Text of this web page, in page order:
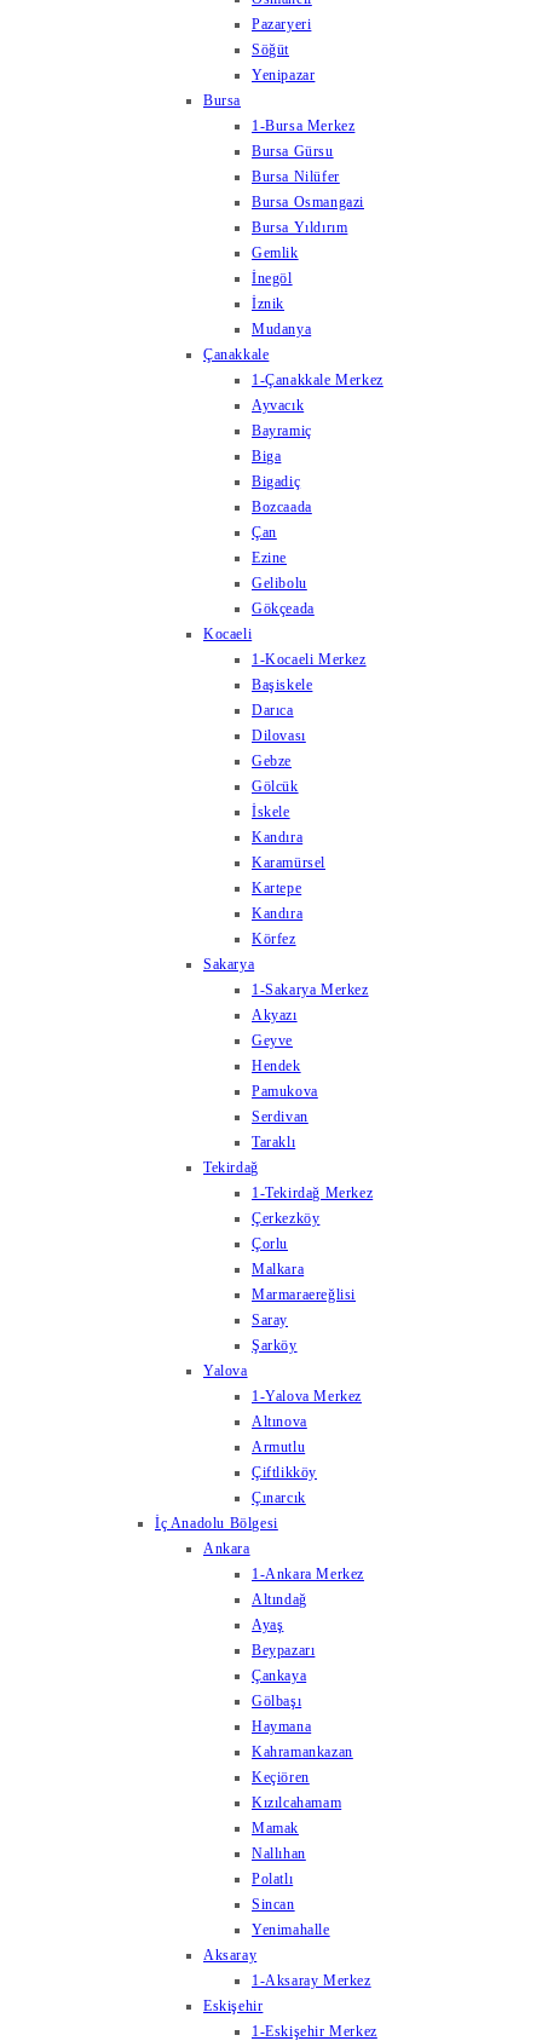
Pazaryeri
Söğüt
Yenipazar
Bursa
1-Bursa Merkez
Bursa Gürsu
Bursa Nilüfer
Bursa Osmangazi
Bursa Yıldırım
Gemlik
İnegöl
İznik
Mudanya
Çanakkale
1-Çanakkale Merkez
Ayvacık
Bayramiç
Biga
Bigadiç
Bozcaada
Çan
Ezine
Gelibolu
Gökçeada
Kocaeli
1-Kocaeli Merkez
Başiskele
Darıca
Dilovası
Gebze
Gölcük
İskele
Kandıra
Karamürsel
Kartepe
Kandıra
Körfez
Sakarya
1-Sakarya Merkez
Akyazı
Geyve
Hendek
Pamukova
Serdivan
Taraklı
Tekirdağ
1-Tekirdağ Merkez
Çerkezköy
Çorlu
Malkara
Marmaraereğlisi
Saray
Şarköy
Yalova
1-Yalova Merkez
Altınova
Armutlu
Çiftlikköy
Çınarcık
İç Anadolu Bölgesi
Ankara
1-Ankara Merkez
Altındağ
Ayaş
Beypazarı
Çankaya
Gölbaşı
Haymana
Kahramankazan
Keçiören
Kızılcahamam
Mamak
Nallıhan
Polatlı
Sincan
Yenimahalle
Aksaray
1-Aksaray Merkez
Eskişehir
1-Eskişehir Merkez